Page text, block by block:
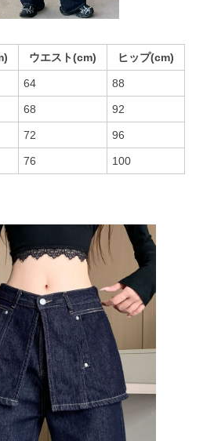
ウエスト(cm) ヒップ(cm)
64 88
68 92
72 96
76 100